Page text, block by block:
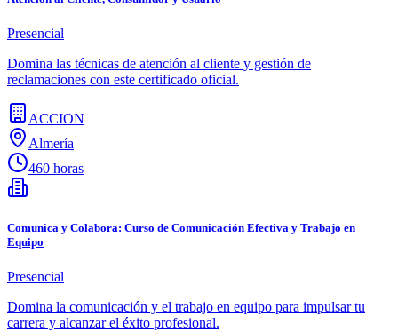
Presencial
Domina las técnicas de atención al cliente y gestión de
reclamaciones con este certificado oficial.
ACCION
Almería
460 horas
Comunica y Colabora: Curso de Comunicación Efectiva y Trabajo en
Equipo
Presencial
Domina la comunicación y el trabajo en equipo para impulsar tu
carrera y alcanzar el éxito profesional.